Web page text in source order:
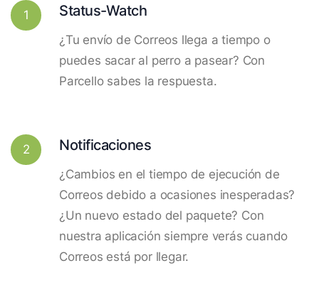
1 Status-Watch
¿Tu envío de Correos llega a tiempo o
puedes sacar al perro a pasear? Con
Parcello sabes la respuesta.
2 Notificaciones
¿Cambios en el tiempo de ejecución de
Correos debido a ocasiones inesperadas?
¿Un nuevo estado del paquete? Con
nuestra aplicación siempre verás cuando
Correos está por llegar.